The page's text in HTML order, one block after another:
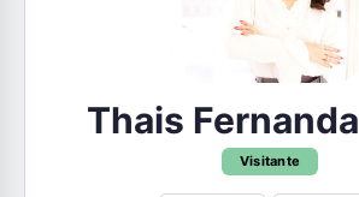
Thais
Visitante